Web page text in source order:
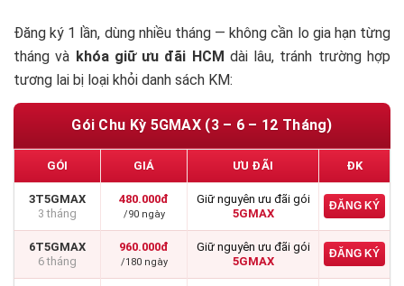
Đăng ký 1 lần, dùng nhiều tháng — không cần lo gia hạn từng
tháng và khóa giữ ưu đãi HCM dài lâu, tránh trường hợp
tương lai bị loại khỏi danh sách KM:
Gói Chu Kỳ 5GMAX (3 – 6 – 12 Tháng)
GÓI GIÁ ƯU ĐÃI ĐK
3T5GMAX
3 tháng
480.000đ
/90 ngày
Giữ nguyên ưu đãi gói
5GMAX
ĐĂNG KÝ
6T5GMAX
6 tháng
960.000đ
/180 ngày
Giữ nguyên ưu đãi gói
5GMAX
ĐĂNG KÝ